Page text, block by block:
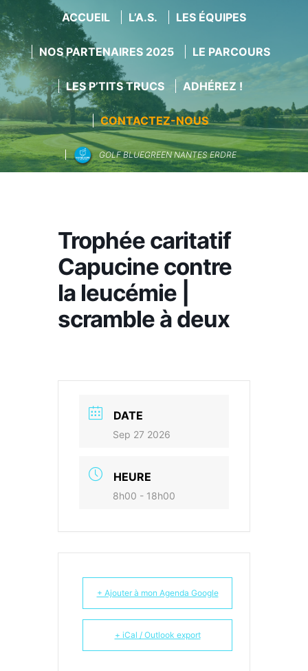
ACCUEIL L’A.S. LES ÉQUIPES
NOS PARTENAIRES 2025 LE PARCOURS
LES P’TITS TRUCS ADHÉREZ !
CONTACTEZ-NOUS
GOLF BLUEGREEN NANTES ERDRE
Trophée caritatif
Capucine contre
la leucémie |
scramble à deux
DATE
Sep 27 2026
HEURE
8h00 - 18h00
+ Ajouter à mon Agenda Google
+ iCal / Outlook export